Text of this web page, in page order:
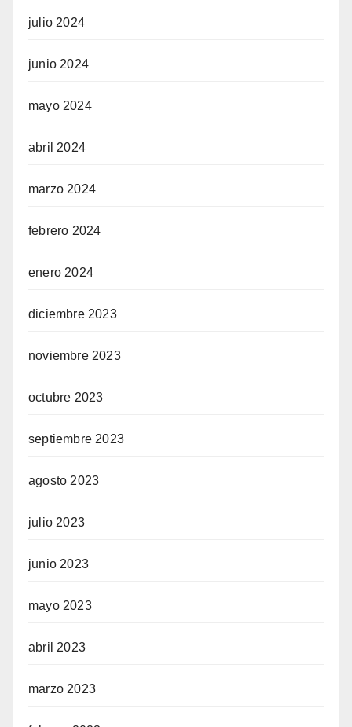
julio 2024
junio 2024
mayo 2024
abril 2024
marzo 2024
febrero 2024
enero 2024
diciembre 2023
noviembre 2023
octubre 2023
septiembre 2023
agosto 2023
julio 2023
junio 2023
mayo 2023
abril 2023
marzo 2023